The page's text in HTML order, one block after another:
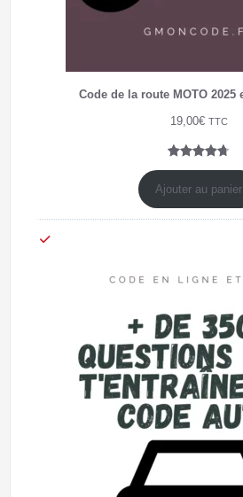
Code de la route MOTO 2025
19,00€ TTC
Noté4.71
sur 5
7
notations
Ajouter au panier